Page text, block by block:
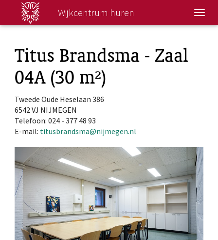
Wissel
Wijkcentrum huren
Titus Brandsma - Zaal
04A (30 m²)
Tweede Oude Heselaan 386
6542 VJ NIJMEGEN
Telefoon: 024 - 377 48 93
E-mail: titusbrandsma@nijmegen.nl